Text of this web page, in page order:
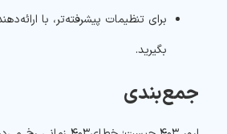
برای تنظیمات پیشرفته‌تر، با
بگیرید.
جمع‌بندی